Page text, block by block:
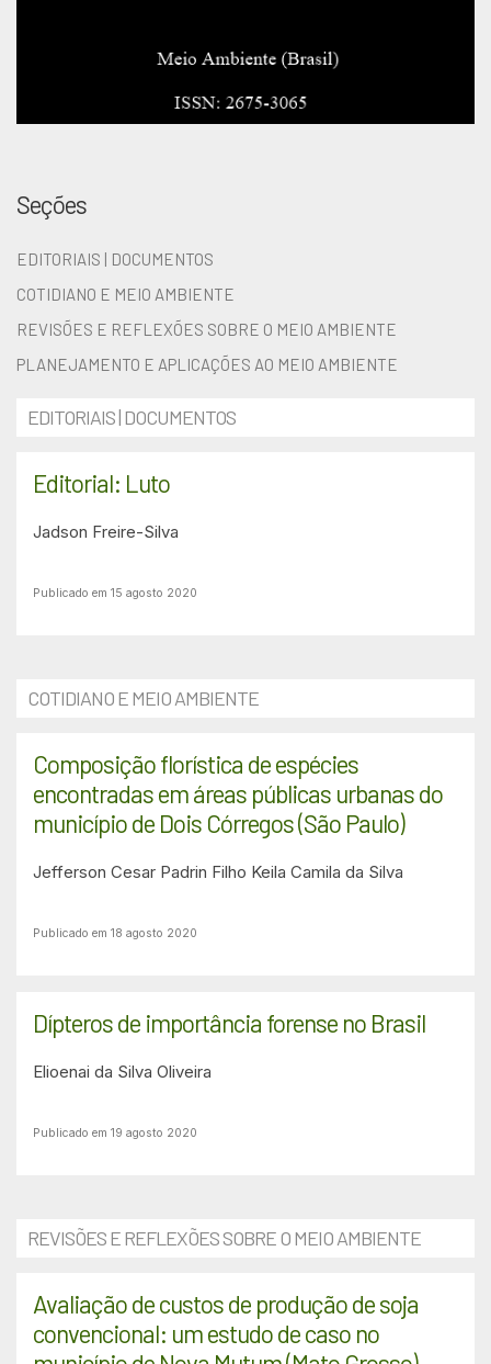
Seções
EDITORIAIS | DOCUMENTOS
COTIDIANO E MEIO AMBIENTE
REVISÕES E REFLEXÕES SOBRE O MEIO AMBIENTE
PLANEJAMENTO E APLICAÇÕES AO MEIO AMBIENTE
EDITORIAIS | DOCUMENTOS
Editorial: Luto
Jadson Freire-Silva
Publicado em 15 agosto 2020
COTIDIANO E MEIO AMBIENTE
Composição florística de espécies
encontradas em áreas públicas urbanas do
município de Dois Córregos (São Paulo)
Jefferson Cesar Padrin Filho Keila Camila da Silva
Publicado em 18 agosto 2020
Dípteros de importância forense no Brasil
Elioenai da Silva Oliveira
Publicado em 19 agosto 2020
REVISÕES E REFLEXÕES SOBRE O MEIO AMBIENTE
Avaliação de custos de produção de soja
convencional: um estudo de caso no